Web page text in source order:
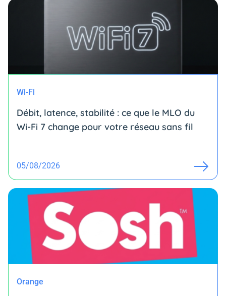
Wi-Fi
Débit, latence, stabilité : ce que le MLO du
Wi-Fi 7 change pour votre réseau sans fil
05/08/2026
Orange